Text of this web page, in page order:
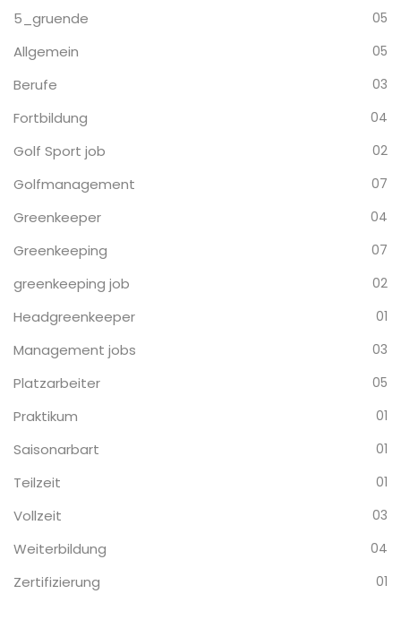
5_gruende 05
Allgemein 05
Berufe 03
Fortbildung 04
Golf Sport job 02
Golfmanagement 07
Greenkeeper 04
Greenkeeping 07
greenkeeping job 02
Headgreenkeeper 01
Management jobs 03
Platzarbeiter 05
Praktikum 01
Saisonarbart 01
Teilzeit 01
Vollzeit 03
Weiterbildung 04
Zertifizierung 01